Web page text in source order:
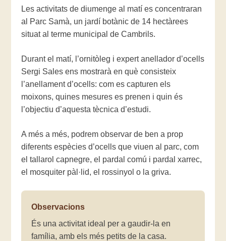
Les activitats de diumenge al matí es concentraran
al Parc Samà, un jardí botànic de 14 hectàrees
situat al terme municipal de Cambrils.
Durant el matí, l’ornitòleg i expert anellador d’ocells
Sergi Sales ens mostrarà en què consisteix
l’anellament d’ocells: com es capturen els
moixons, quines mesures es prenen i quin és
l’objectiu d’aquesta tècnica d’estudi.
A més a més, podrem observar de ben a prop
diferents espècies d’ocells que viuen al parc, com
el tallarol capnegre, el pardal comú i pardal xarrec,
el mosquiter pàl·lid, el rossinyol o la griva.
Observacions
És una activitat ideal per a gaudir-la en
família, amb els més petits de la casa.